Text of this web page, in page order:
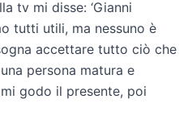
tv mi disse: ‘Gianni
tutti utili, ma nessuno è
accettare tutto ciò che
persona matura e
godo il presente, poi